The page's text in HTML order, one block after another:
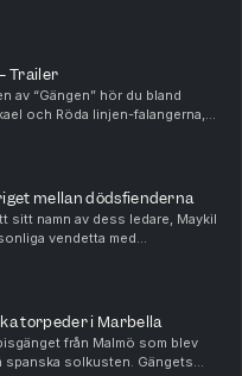
blod och skotthål. Mannen på
Trailer
av “Gängen” hör du bland
och Röda linjen-falangerna,
från de döda och
mellan dödsfienderna
sitt namn av dess ledare, Maykil
vendetta med
Chihab Lamouri är en av
torpeder i Marbella
från Malmö som blev
spanska solkusten. Gängets